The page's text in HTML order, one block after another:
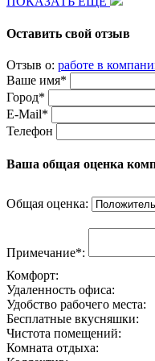
Оставить свой отзыв
Отзыв о: работе в
Ваше имя*
Город*
E-Mail*
Телефон
Ваша общая оценка
Общая оценка:
Примечание*:
Комфорт:
Удаленность офиса:
Удобство рабочего места:
Бесплатные вкусняшки:
Чистота помещений:
Комната отдыха: